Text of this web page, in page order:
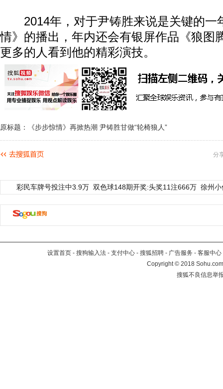
2014年，对于尹铸胜来说是关键的一
情》的播出，年内还会有银屏作品《狼图
更多的人看到他的精彩演技。
原标题：《步步惊情》再掀热潮 尹铸胜甘做“轮椅狼人”
分
彩民车牌号投注中3.9万 双色球148期开奖:头奖11注666万 徐州
设置首页 - 搜狗输入法 - 支付中心 - 搜狐招聘 - 广告服务 - 客服中心
Copyright©2018
搜狐不良信息举